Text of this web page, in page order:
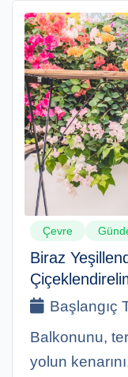
Çevre
Biraz
Başlangıç
Balkonunu,
yolun